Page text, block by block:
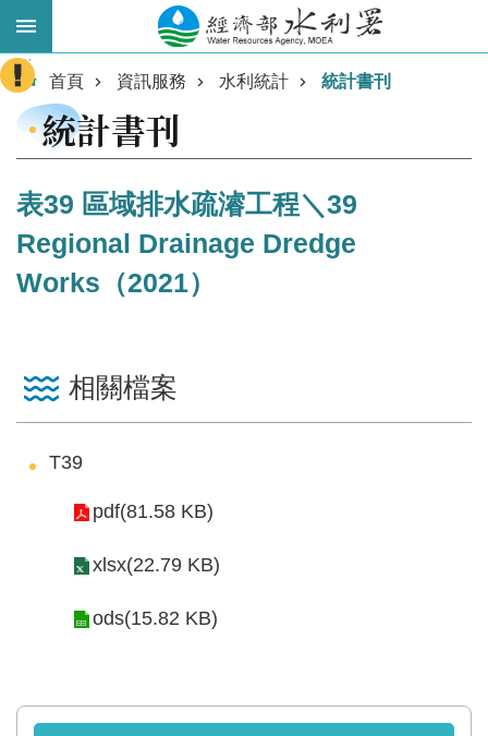
跳到主要內容區塊
進
階
搜
業
主
訊
:::
首頁 資訊服務 水利統計 統計書刊
統計書刊
表39 區域排水疏濬工程＼39
Regional Drainage Dredge
Works（2021）
相關檔案
T39
pdf(81.58 KB)
xlsx(22.79 KB)
ods(15.82 KB)